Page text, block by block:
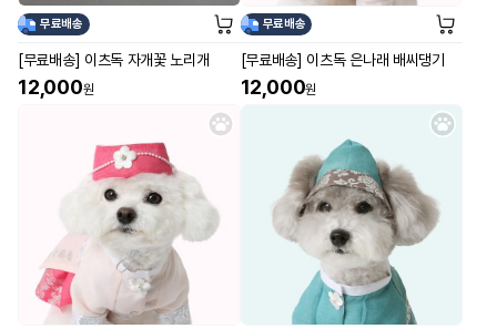
무료배송
[무료배송] 이츠독 자개꽃 노리개
12,000원
무료배송
[무료배송] 이츠독 은나래 배씨댕기
12,000원